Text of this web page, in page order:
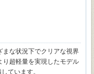
な状況下でクリアな視界
り超軽量を実現したモデル
ています。